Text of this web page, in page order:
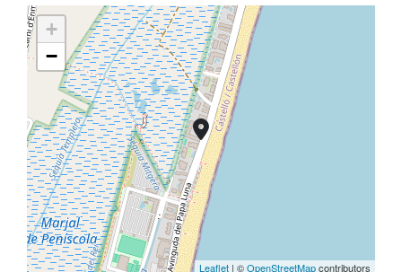
+
−
Leaflet | ©OpenStreetMapcontributors